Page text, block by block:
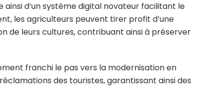
ainsi d’un système digital novateur facilitant le
les agriculteurs peuvent tirer profit d’une
de leurs cultures, contribuant ainsi à préserver
franchi le pas vers la modernisation en
des touristes, garantissant ainsi des